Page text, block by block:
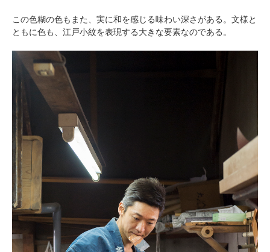
この色糊の色もまた、実に和を感じる味わい深さがある。文様と
ともに色も、江戸小紋を表現する大きな要素なのである。